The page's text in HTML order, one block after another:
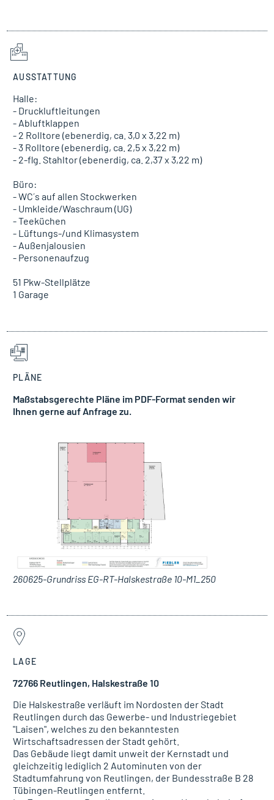
AUSSTATTUNG
Halle:
- Druckluftleitungen
- Abluftklappen
- 2 Rolltore (ebenerdig, ca. 3,0 x 3,22 m)
- 3 Rolltore (ebenerdig, ca. 2,5 x 3,22 m)
- 2-flg. Stahltor (ebenerdig, ca. 2,37 x 3,22 m)
Büro:
- WC´s auf allen Stockwerken
- Umkleide/Waschraum (UG)
- Teeküchen
- Lüftungs-/und Klimasystem
- Außenjalousien
- Personenaufzug
51 Pkw-Stellplätze
1 Garage
PLÄNE
Maßstabsgerechte Pläne im PDF-Format senden wir
Ihnen gerne auf Anfrage zu.
260625-Grundriss EG-RT-Halskestraße 10-M1_250
LAGE
72766 Reutlingen, Halskestraße 10
Die Halskestraße verläuft im Nordosten der Stadt
Reutlingen durch das Gewerbe- und Industriegebiet
"Laisen", welches zu den bekanntesten
Wirtschaftsadressen der Stadt gehört.
Das Gebäude liegt damit unweit der Kernstadt und
gleichzeitig lediglich 2 Autominuten von der
Stadtumfahrung von Reutlingen, der Bundesstraße B 28
Tübingen-Reutlingen entfernt.